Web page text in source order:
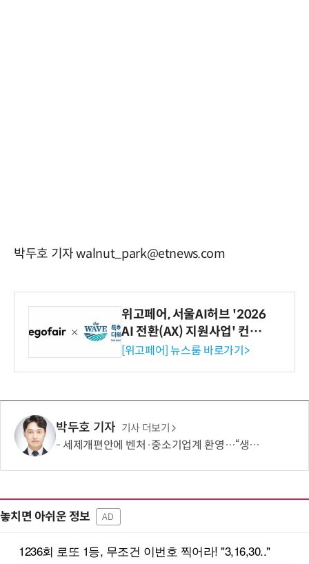
박두호 기자 walnut_park@etnews.com
위고페어, 서울AI허브 '2026
AI 전환(AX) 지원사업' 컨소
시엄 선정
[위고페어] 뉴스룸 바로가기>
박두호 기자 기사 더보기
세제개편안에 벤처·중소기업계 환영…“생태계 성장 기반 확충”
놓치면 아쉬운 정보 AD